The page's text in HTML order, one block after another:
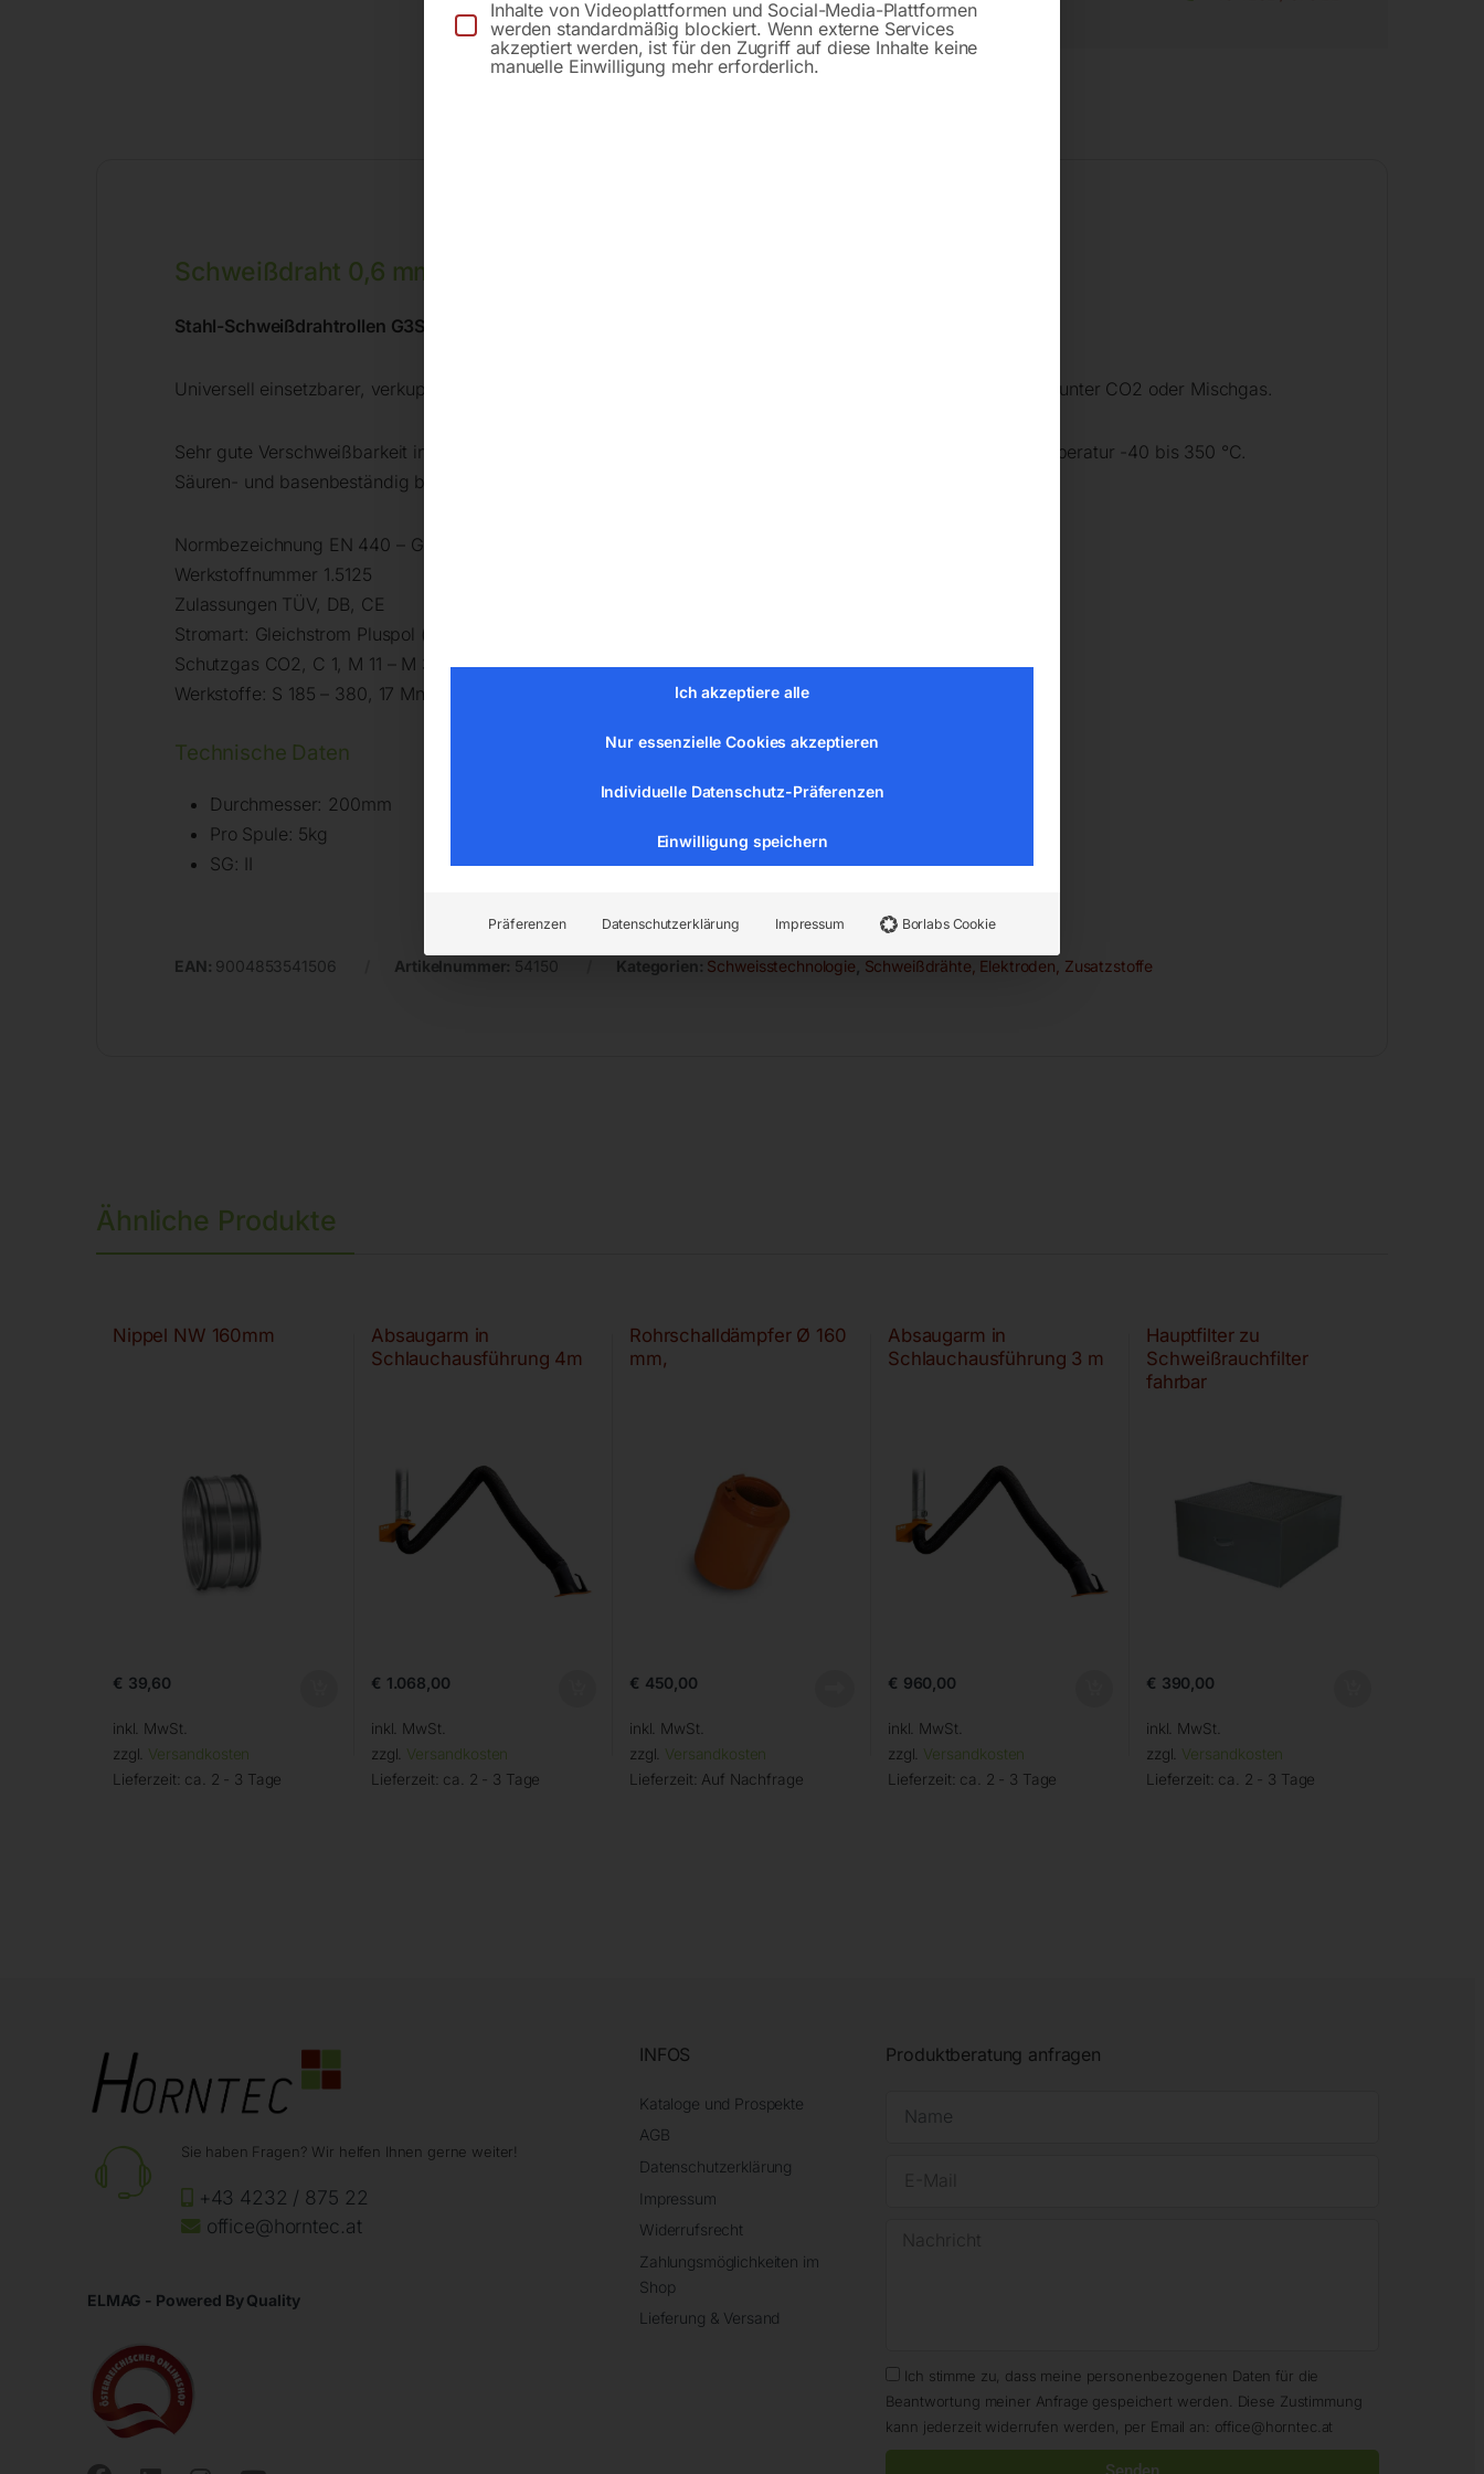
Schweißdraht 0,6 mm/5 kg (1.5125/SG2/G3Si 1)
Stahl-Schweißdrahtrollen G3Si 1/SG2/1.5125, MAG
Universell einsetzbarer, verkupferter Stahlschweißdraht für das MAG-Schweißen von niedrig legiertem Stahl unter CO2 oder Mischgas.
Sehr gute Verschweißbarkeit in allen Schweißpositionen, nachgewiesene Wurzelschweißbarkeit, Betriebstemperatur -40 bis 350 °C.
Säuren- und basenbeständig bis 1.200 °C.
Normbezeichnung EN 440 – G 42 2 C/M G 3 Si 1
Werkstoffnummer 1.5125
Zulassungen TÜV, DB, CE
Stromart: Gleichstrom Pluspol (= +)
Schutzgas CO2, C 1, M 11 – M 33
Werkstoffe: S 185 – 380, 17 Mn 4, HI / HII
Technische Daten
Durchmesser: 200mm
Pro Spule: 5kg
SG: II
EAN: 9004853541506 Artikelnummer: 54150 Kategorien: Schweisstechnologie Schweißdrähte, Elektroden, Zusatzstoffe
Ähnliche Produkte
Nippel NW 160mm
€ 39,60
inkl. MwSt.
zzgl. Versandkosten
Lieferzeit: ca. 2 - 3 Tage
Absaugarm in
Schlauchausführung 4m
€ 1.068,00
inkl. MwSt.
zzgl. Versandkosten
Lieferzeit: ca. 2 - 3 Tage
Rohrschalldämpfer Ø 160
mm,
€ 450,00
inkl. MwSt.
zzgl. Versandkosten
Lieferzeit: Auf Nachfrage
Absaugarm in
Schlauchausführung 3 m
€ 960,00
inkl. MwSt.
zzgl. Versandkosten
Lieferzeit: ca. 2 - 3 Tage
Hauptfilter zu
Schweißrauchfilter
fahrbar
€ 390,00
inkl. MwSt.
zzgl. Versandkosten
Lieferzeit: ca. 2 - 3 Tage
Sie haben Fragen? Wir helfen Ihnen gerne weiter!
+43 4232 / 875 22
office@horntec.at
ELMAG - Powered By Quality
INFOS
Kataloge und Prospekte
AGB
Datenschutzerklärung
Impressum
Widerrufsrecht
Zahlungsmöglichkeiten im
Shop
Lieferung & Versand
Produktberatung anfragen
Ich stimme zu, dass meine personenbezogenen Daten für die
Beantwortung meiner Anfrage gespeichert werden. Diese Zustimmung
kann jederzeit widerrufen werden, per Email an: office@horntec.at
Inhalte von Videoplattformen und Social-Media-Plattformen
werden standardmäßig blockiert. Wenn externe Services
akzeptiert werden, ist für den Zugriff auf diese Inhalte keine
manuelle Einwilligung mehr erforderlich.
Ich akzeptiere alle
Nur essenzielle Cookies akzeptieren
Individuelle Datenschutz-Präferenzen
Einwilligung speichern
Präferenzen Datenschutzerklärung Impressum Borlabs Cookie